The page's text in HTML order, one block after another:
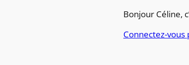
Bonjour Céline,
Connectez-